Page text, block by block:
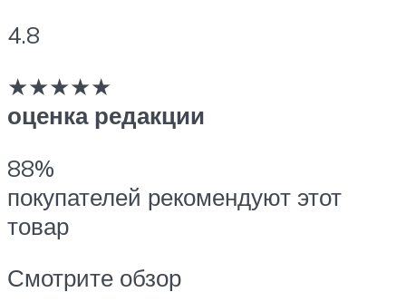
4.8
★★★★★
оценка редакции
88%
покупателей рекомендуют этот
товар
Смотрите обзор